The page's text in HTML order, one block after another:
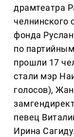
драмтеатра
челнинского
фонда
по
прошли 17
стали мэр
голосов),
певец
Ирина